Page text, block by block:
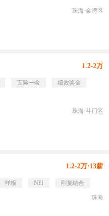
珠海·金湾区
1.2-2万
五险一金
绩效奖金
珠海·斗门区
1.2-2万·13薪
样板 NPI 刚挠结合
珠海